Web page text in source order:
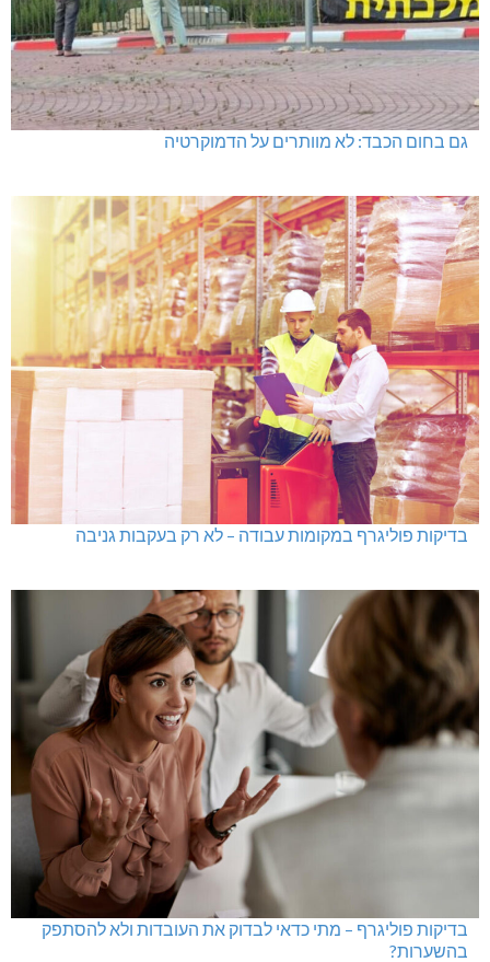
גם בחום הכבד: לא מוותרים על הדמוקרטיה
בדיקות פוליגרף במקומות עבודה – לא רק בעקבות גניבה
בדיקות פוליגרף – מתי כדאי לבדוק את העובדות ולא להסתפק
בהשערות?